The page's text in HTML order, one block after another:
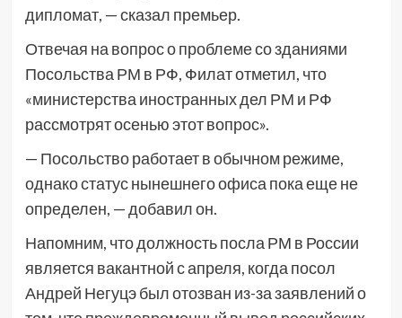
дипломат, — сказал премьер.
Отвечая на вопрос о проблеме со зданиями
Посольства РМ в РФ, Филат отметил, что
«министерства иностранных дел РМ и РФ
рассмотрят осенью этот вопрос».
— Посольство работает в обычном режиме,
однако статус нынешнего офиса пока еще не
определен, — добавил он.
Напомним, что должность посла РМ в России
является вакантной с апреля, когда посол
Андрей Негуцэ был отозван из-за заявлений о